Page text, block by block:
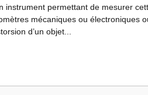
instrument permettant de mesurer
mécaniques ou électroniques
d’un objet...